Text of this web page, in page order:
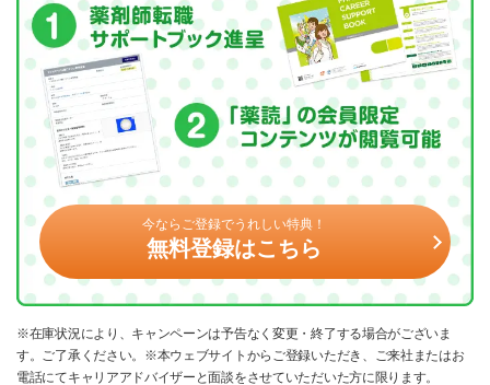
今ならご登録でうれしい特典！
無料登録はこちら
※在庫状況により、キャンペーンは予告なく変更・終了する場合がございま
す。ご了承ください。※本ウェブサイトからご登録いただき、ご来社またはお
電話にてキャリアアドバイザーと面談をさせていただいた方に限ります。